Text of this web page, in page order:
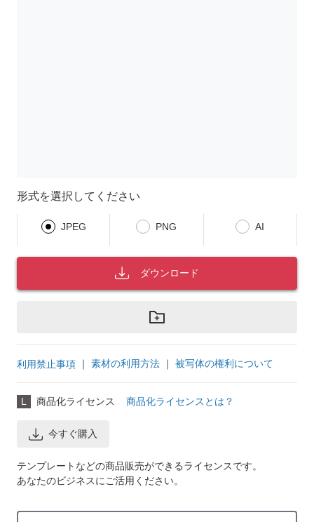
形式を選択してください
JPEG PNG AI
ダウンロード
利用禁止事項 ｜ 素材の利用方法 ｜ 被写体の権利について
L 商品化ライセンス 商品化ライセンスとは？
今すぐ購入
テンプレートなどの商品販売ができるライセンスです。
あなたのビジネスにご活用ください。